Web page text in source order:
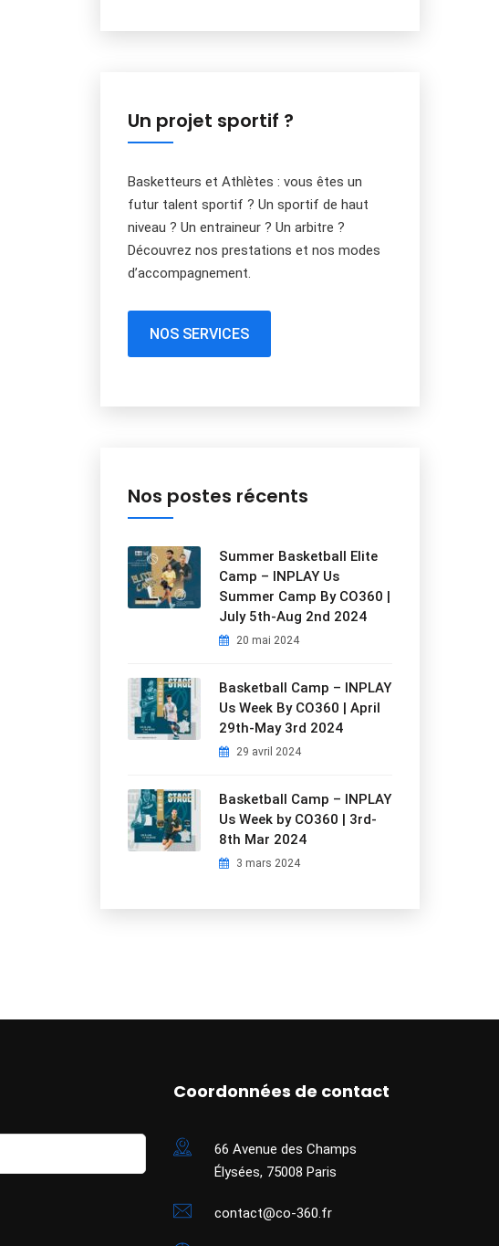
Un projet sportif ?
Basketteurs et Athlètes : vous êtes un
futur talent sportif ? Un sportif de haut
niveau ? Un entraineur ? Un arbitre ?
Découvrez nos prestations et nos modes
d’accompagnement.
NOS SERVICES
Nos postes récents
Summer Basketball Elite
Camp – INPLAY Us
Summer Camp By CO360 |
July 5th-Aug 2nd 2024
20 mai 2024
Basketball Camp – INPLAY
Us Week By CO360 | April
29th-May 3rd 2024
29 avril 2024
Basketball Camp – INPLAY
Us Week by CO360 | 3rd-
8th Mar 2024
3 mars 2024
Coordonnées de contact
66 Avenue des Champs
Élysées, 75008 Paris
contact@co-360.fr